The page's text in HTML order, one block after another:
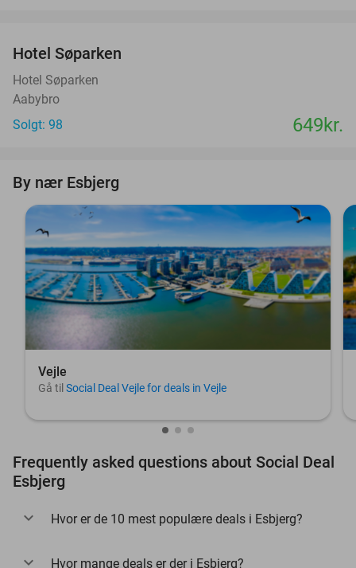
Hotel Søparken
Hotel Søparken
Aabybro
Solgt: 98
649kr.
By nær Esbjerg
Vejle
Gå til Social Deal Vejle for deals in Vejle
Frequently asked questions about Social Deal
Esbjerg
Hvor er de 10 mest populære deals i Esbjerg?
Hvor mange deals er der i Esbjerg?